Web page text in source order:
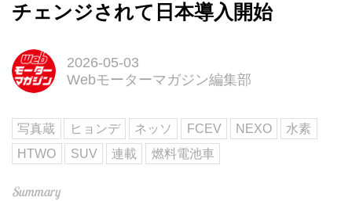
チェンジされて日本導入開始
2026-05-03
Webモーターマガジン編集部
写真蔵 ヒョンデ ネッソ FCEV NEXO
水素
HTWO
SUV 連載 燃料電池車